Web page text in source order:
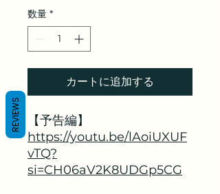
数量 *
カートに追加する
【予告編】
https://youtu.be/lAoiUXUF
vTQ?
si=CH06aV2K8UDGp5CG
REVIEWS